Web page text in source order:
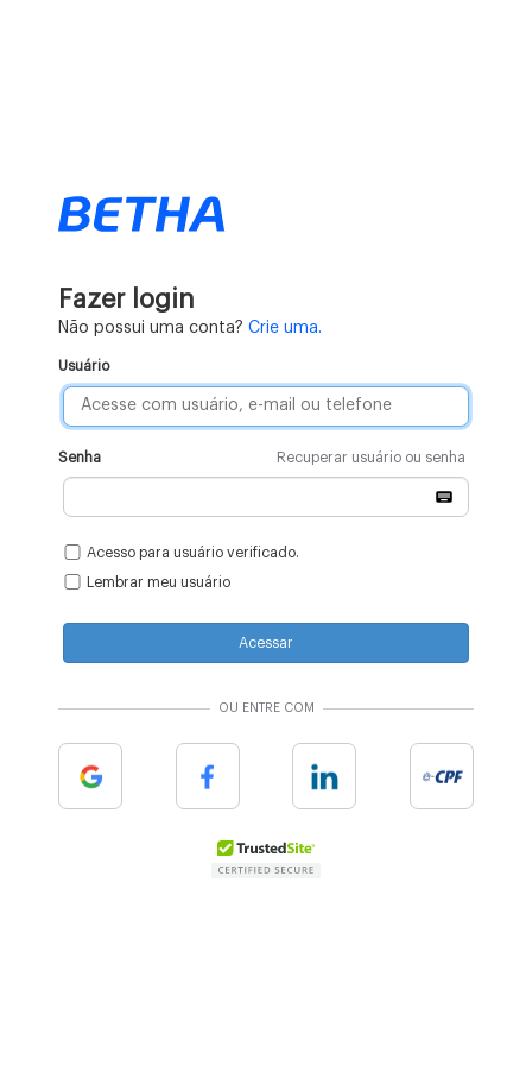
Fazer login
Não possui uma conta? Crie uma.
Usuário
Senha Recuperar usuário ou senha
Acesso para usuário verificado.
Lembrar meu usuário
Acessar
OU ENTRE COM